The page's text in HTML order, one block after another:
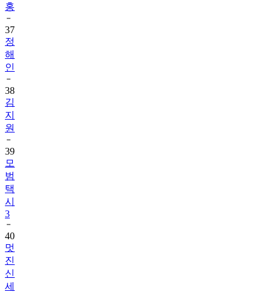
홍
37
정
해
인
38
김
지
원
39
모
범
택
시
3
40
멋
진
신
세